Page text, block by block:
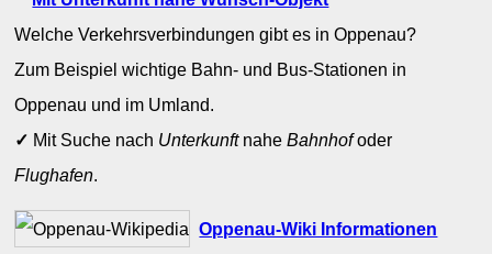
Welche Verkehrsverbindungen gibt es in Oppenau?
Zum Beispiel wichtige Bahn- und Bus-Stationen in
Oppenau und im Umland.
✓ Mit Suche nach UnterkunftnaheBahnhofoder
Flughafen.
Oppenau-Wiki Informationen